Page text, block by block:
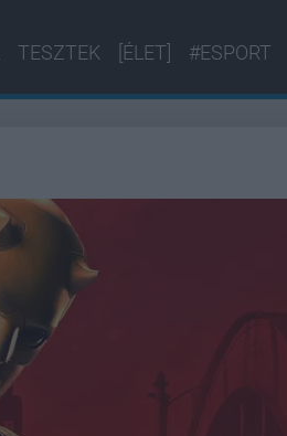
TESZTEK [ÉLET] #ESPORT